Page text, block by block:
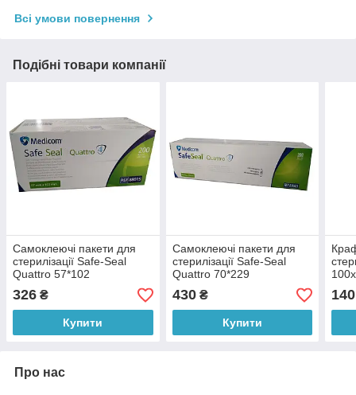
Всі умови повернення
Подібні товари компанії
Самоклеючі пакети для
стерилізації Safe-Seal
Quattro 57*102
326 ₴
Купити
Самоклеючі пакети для
стерилізації Safe-Seal
Quattro 70*229
430₴
Купити
IV
140
Про нас